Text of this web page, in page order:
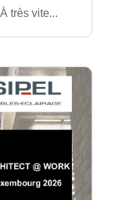
très vite...